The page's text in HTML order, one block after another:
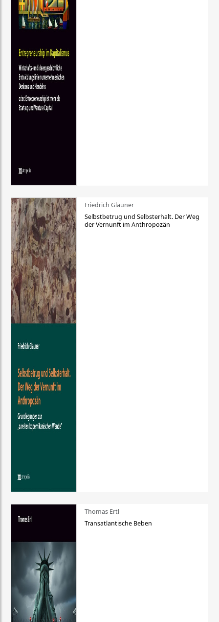
Friedrich Glauner
Selbstbetrug und Selbsterhalt. Der Weg
der Vernunft im Anthropozän
Thomas Ertl
Transatlantische Beben